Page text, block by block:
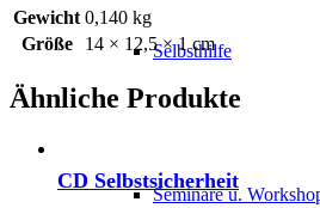
Selbsthilfe
Seminare u.
Gewicht 0,140 kg
Größe
14 × 12,5 × 1 cm
Ähnliche Produkte
CD Selbstsicherheit